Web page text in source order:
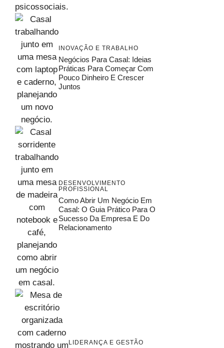
INOVAÇÃO E TRABALHO
Negócios Para Casal: Ideias
Práticas Para Começar Com
Pouco Dinheiro E Crescer
Juntos
DESENVOLVIMENTO
PROFISSIONAL
Como Abrir Um Negócio Em
Casal: O Guia Prático Para O
Sucesso Da Empresa E Do
Relacionamento
LIDERANÇA E GESTÃO